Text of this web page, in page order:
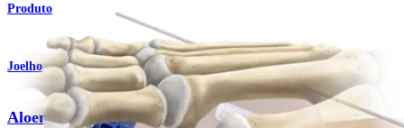
Produto
Joelho
Aloenxertos osteocondrais frescos